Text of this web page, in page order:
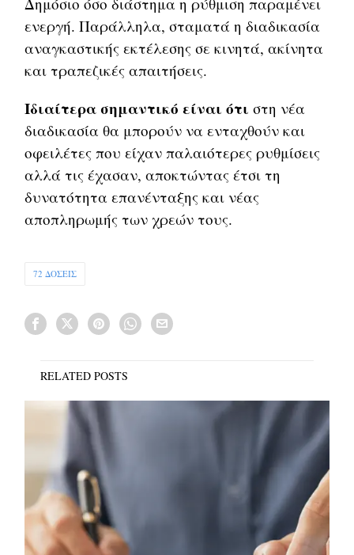
ενεργή. Παράλληλα, σταματά η διαδικασία
αναγκαστικής εκτέλεσης σε κινητά, ακίνητα
και τραπεζικές απαιτήσεις.
Ιδιαίτερα σημαντικό είναι ότι στη νέα
διαδικασία θα μπορούν να ενταχθούν και
οφειλέτες που είχαν παλαιότερες ρυθμίσεις
αλλά τις έχασαν, αποκτώντας έτσι τη
δυνατότητα επανένταξης και νέας
αποπληρωμής των χρεών τους.
72 ΔΟΣΕΙΣ
RELATED POSTS